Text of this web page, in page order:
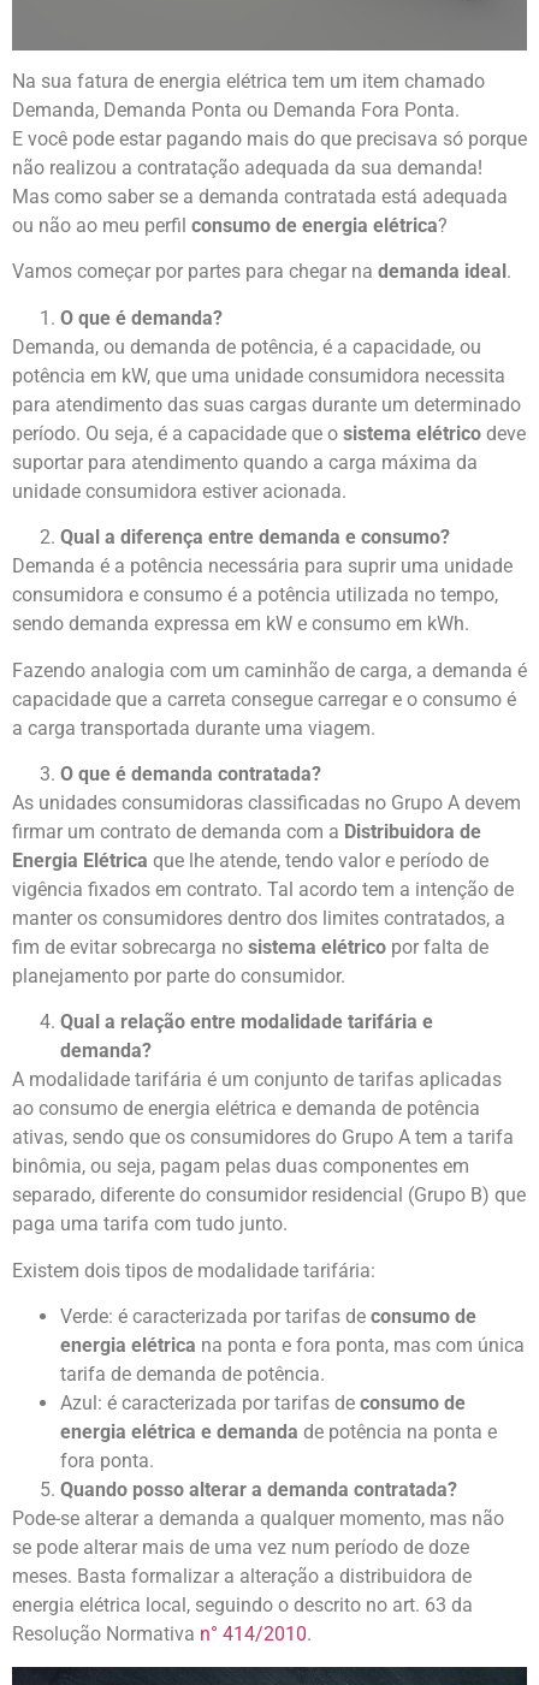
Na sua fatura de energia elétrica tem um item chamado
Demanda, Demanda Ponta ou Demanda Fora Ponta.
E você pode estar pagando mais do que precisava só porque
não realizou a contratação adequada da sua demanda!
Mas como saber se a demanda contratada está adequada
ou não ao meu perfil consumo de energia elétrica?
Vamos começar por partes para chegar na demanda ideal .
O que é demanda?
Demanda, ou demanda de potência, é a capacidade, ou
potência em kW, que uma unidade consumidora necessita
para atendimento das suas cargas durante um determinado
período. Ou seja, é a capacidade que o sistema elétrico deve
suportar para atendimento quando a carga máxima da
unidade consumidora estiver acionada.
Qual a diferença entre demanda e consumo?
Demanda é a potência necessária para suprir uma unidade
consumidora e consumo é a potência utilizada no tempo,
sendo demanda expressa em kW e consumo em kWh.
Fazendo analogia com um caminhão de carga, a demanda é
capacidade que a carreta consegue carregar e o consumo é
a carga transportada durante uma viagem.
O que é demanda contratada?
As unidades consumidoras classificadas no Grupo A devem
firmar um contrato de demanda com a Distribuidora de
Energia Elétrica que lhe atende, tendo valor e período de
vigência fixados em contrato. Tal acordo tem a intenção de
manter os consumidores dentro dos limites contratados, a
fim de evitar sobrecarga no sistema elétrico por falta de
planejamento por parte do consumidor.
Qual a relação entre modalidade tarifária e
demanda?
A modalidade tarifária é um conjunto de tarifas aplicadas
ao consumo de energia elétrica e demanda de potência
ativas, sendo que os consumidores do Grupo A tem a tarifa
binômia, ou seja, pagam pelas duas componentes em
separado, diferente do consumidor residencial (Grupo B) que
paga uma tarifa com tudo junto.
Existem dois tipos de modalidade tarifária:
Verde: é caracterizada por tarifas de consumo de
energia elétrica na ponta e fora ponta, mas com única
tarifa de demanda de potência.
Azul: é caracterizada por tarifas de consumo de
energia elétrica e demanda de potência na ponta e
fora ponta.
Quando posso alterar a demanda contratada?
Pode-se alterar a demanda a qualquer momento, mas não
se pode alterar mais de uma vez num período de doze
meses. Basta formalizar a alteração a distribuidora de
energia elétrica local, seguindo o descrito no art. 63 da
Resolução Normativa n° 414/2010.